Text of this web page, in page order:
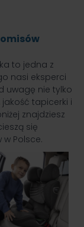
to jedna z
nasi eksperci
uwagę nie tylko
jakość tapicerki i
znajdziesz
się
Polsce.